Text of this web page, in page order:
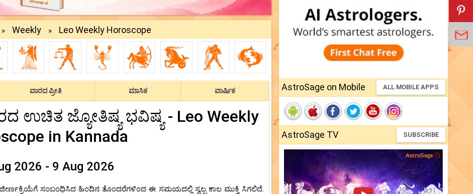
» Weekly » Leo Weekly Horoscope
ವಾರದ ಪ್ರೀತಿ ಮಾಸಿಕ ವಾರ್ಷಿಕ
ಉಚಿತ ಜ್ಯೋತಿಷ್ಯ ಭವಿಷ್ಯ - Leo Weekly
in Kannada
2026 - 9 Aug 2026
ಸಂಬಂಧಿಸಿದ ಹಿಂದಿನ ತೊಂದರೆಗಳಿಂದ ಈ ಸಮಯದಲ್ಲಿ ಸ್ವಲ್ಪ ಕಾಲ ಮುಕ್ತಿ ಸಿಗಲಿದೆ.
AstroSage on Mobile ALL MOBILE APPS
AstroSage TV SUBSCRIBE